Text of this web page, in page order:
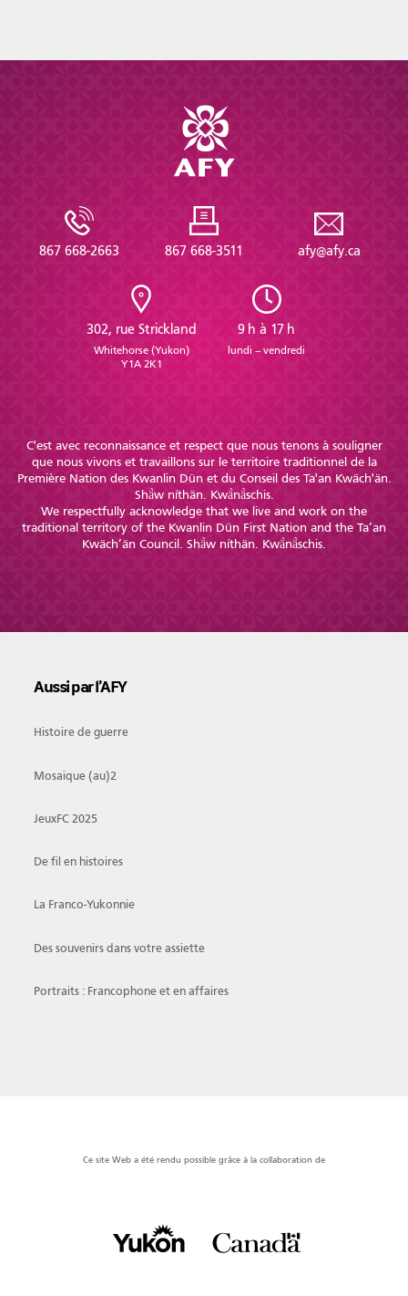
867 668-2663 867 668-3511 afy@afy.ca
302, rue Strickland
Whitehorse (Yukon)
Y1A 2K1
9 h à 17 h
lundi – vendredi
C'est avec reconnaissance et respect que nous tenons à souligner
que nous vivons et travaillons sur le territoire traditionnel de la
Première Nation des Kwanlin Dün et du Conseil des Ta'an Kwäch'än.
Shä̀w níthän. Kwä̀nä̀schis.
We respectfully acknowledge that we live and work on the
traditional territory of the Kwanlin Dün First Nation and the Ta’an
Kwäch’än Council. Shä̀w níthän. Kwä̀nä̀schis.
Aussi par l’AFY
Histoire de guerre
Mosaique (au)2
JeuxFC 2025
De fil en histoires
La Franco-Yukonnie
Des souvenirs dans votre assiette
Portraits : Francophone et en affaires
Ce site Web a été rendu possible grâce à la collaboration de